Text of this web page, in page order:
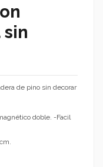
sin
de pino sin decorar
doble. -Facil